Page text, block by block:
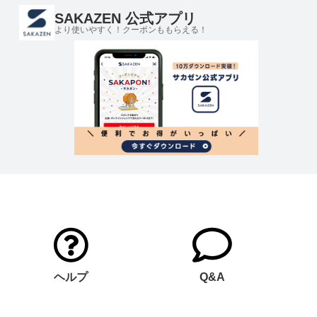
SAKAZEN 公式アプリ
より使いやすく！クーポンももらえる！
ヘルプ Q&A